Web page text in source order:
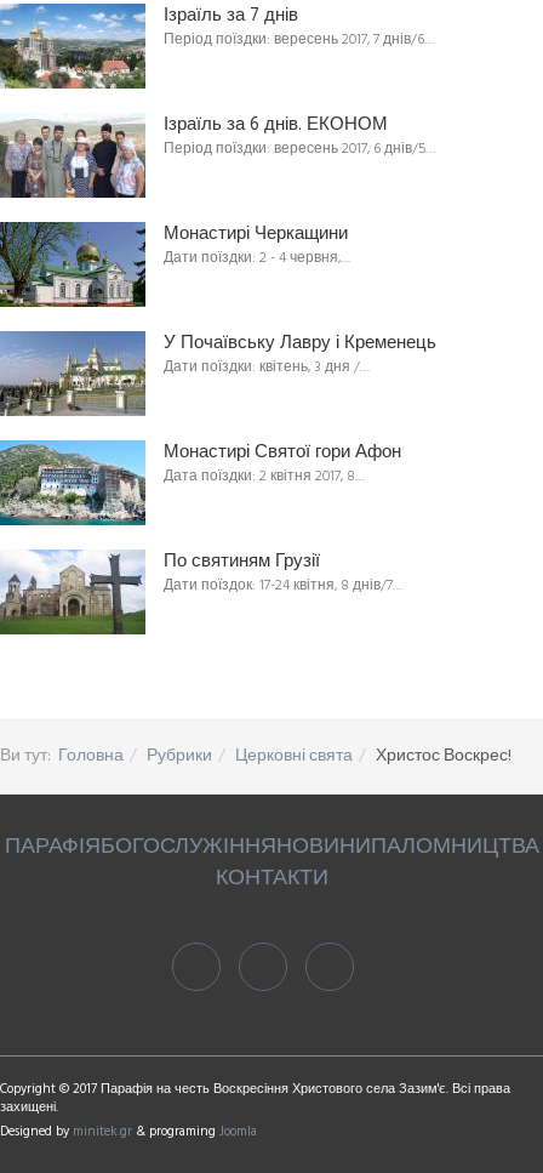
Ізраїль за 7 днів
Період поїздки: вересень 2017, 7 днів/6…
Ізраїль за 6 днів. ЕКОНОМ
Період поїздки: вересень 2017, 6 днів/5…
Монастирі Черкащини
Дати поїздки: 2 - 4 червня,…
У Почаївську Лавру і Кременець
Дати поїздки: квітень, 3 дня /…
Монастирі Святої гори Афон
Дата поїздки: 2 квітня 2017, 8…
По святиням Грузії
Дати поїздок: 17-24 квітня, 8 днів/7…
Ви тут: Головна Рубрики Церковні свята Христос Воскрес!
ПАРАФІЯБОГОСЛУЖІННЯНОВИНИПАЛОМНИЦТВА
КОНТАКТИ
Copyright © 2017 Парафія на честь Воскресіння Христового села Зазим'є. Всі права
захищені.
Designed by minitek.gr & programing Joomla